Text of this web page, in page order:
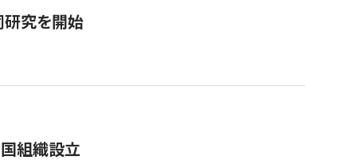
研究を開始
組織設立